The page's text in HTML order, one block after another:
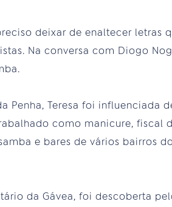
deixar de enaltecer letras
Na conversa com Diogo
Penha, Teresa foi influenciada
como manicure, fiscal
e bares de vários bairros
da Gávea, foi descoberta